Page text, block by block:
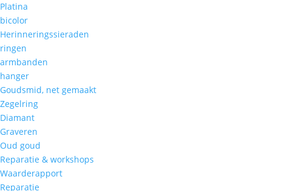
Platina
bicolor
Herinneringssieraden
ringen
armbanden
hanger
Goudsmid, net gemaakt
Zegelring
Diamant
Graveren
Oud goud
Reparatie & workshops
Waarderapport
Reparatie